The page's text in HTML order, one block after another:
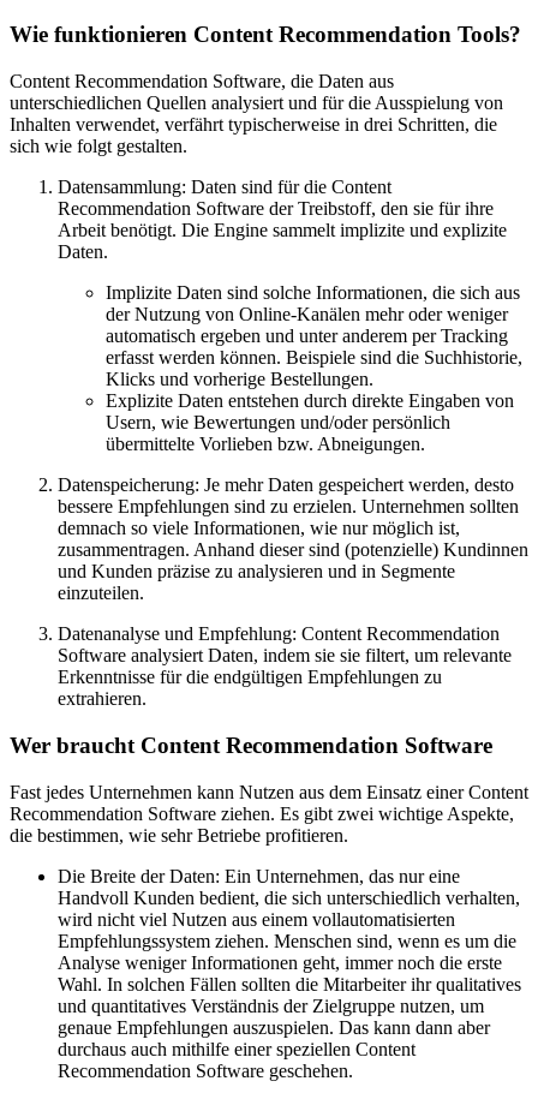
Wie funktionieren Content Recommendation Tools?
Content Recommendation Software, die Daten aus
unterschiedlichen Quellen analysiert und für die Ausspielung von
Inhalten verwendet, verfährt typischerweise in drei Schritten, die
sich wie folgt gestalten.
Datensammlung: Daten sind für die Content
Recommendation Software der Treibstoff, den sie für ihre
Arbeit benötigt. Die Engine sammelt implizite und explizite
Daten.
Implizite Daten sind solche Informationen, die sich aus
der Nutzung von Online-Kanälen mehr oder weniger
automatisch ergeben und unter anderem per Tracking
erfasst werden können. Beispiele sind die Suchhistorie,
Klicks und vorherige Bestellungen.
Explizite Daten entstehen durch direkte Eingaben von
Usern, wie Bewertungen und/oder persönlich
übermittelte Vorlieben bzw. Abneigungen.
Datenspeicherung: Je mehr Daten gespeichert werden, desto
bessere Empfehlungen sind zu erzielen. Unternehmen sollten
demnach so viele Informationen, wie nur möglich ist,
zusammentragen. Anhand dieser sind (potenzielle) Kundinnen
und Kunden präzise zu analysieren und in Segmente
einzuteilen.
Datenanalyse und Empfehlung: Content Recommendation
Software analysiert Daten, indem sie sie filtert, um relevante
Erkenntnisse für die endgültigen Empfehlungen zu
extrahieren.
Wer braucht Content Recommendation Software
Fast jedes Unternehmen kann Nutzen aus dem Einsatz einer Content
Recommendation Software ziehen. Es gibt zwei wichtige Aspekte,
die bestimmen, wie sehr Betriebe profitieren.
Die Breite der Daten: Ein Unternehmen, das nur eine
Handvoll Kunden bedient, die sich unterschiedlich verhalten,
wird nicht viel Nutzen aus einem vollautomatisierten
Empfehlungssystem ziehen. Menschen sind, wenn es um die
Analyse weniger Informationen geht, immer noch die erste
Wahl. In solchen Fällen sollten die Mitarbeiter ihr qualitatives
und quantitatives Verständnis der Zielgruppe nutzen, um
genaue Empfehlungen auszuspielen. Das kann dann aber
durchaus auch mithilfe einer speziellen Content
Recommendation Software geschehen.